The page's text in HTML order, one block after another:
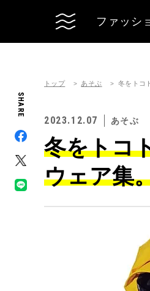
ファッシ
SHARE
トップ あそぶ 冬をトコ
2023.12.07 あそぶ
冬をトコ
ウェア集